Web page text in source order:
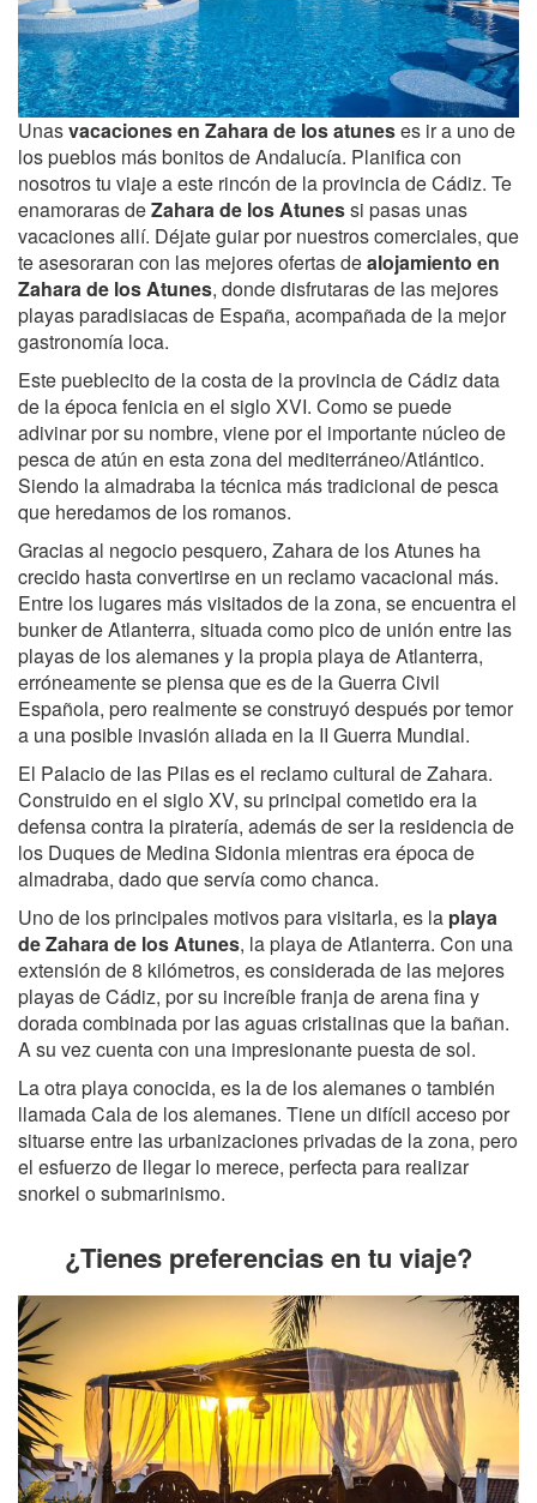
Unasvacaciones en Zaharade los atuneses ir a uno de
los pueblos más bonitos de Andalucía. Planifica con
nosotros tu viaje a este rincón de la provincia de Cádiz. Te
enamoraras deZahara de los Atunessi pasas unas
vacaciones allí. Déjate guiar por nuestros comerciales, que
te asesoraran con las mejores ofertas dealojamiento en
Zahara de los Atunes, donde disfrutaras de las mejores
playas paradisiacas de España, acompañada de la mejor
gastronomía loca.
Este pueblecito de la costa de la provincia de Cádiz data
de la época fenicia en el siglo XVI. Como se puede
adivinar por su nombre, viene por el importante núcleo de
pesca de atún en esta zona del mediterráneo/Atlántico.
Siendo la almadraba la técnica más tradicional de pesca
que heredamos de los romanos.
Gracias al negocio pesquero, Zahara de los Atunes ha
crecido hasta convertirse en un reclamo vacacional más.
Entre los lugares más visitados de la zona, se encuentra el
bunker de Atlanterra, situada como pico de unión entre las
playas de los alemanes y la propia playa de Atlanterra,
erróneamente se piensa que es de la Guerra Civil
Española, pero realmente se construyó después por temor
a una posible invasión aliada en la II Guerra Mundial.
El Palacio de las Pilas es el reclamo cultural de Zahara.
Construido en el siglo XV, su principal cometido era la
defensa contra la piratería, además de ser la residencia de
los Duques de Medina Sidonia mientras era época de
almadraba, dado que servía como chanca.
Uno de los principales motivos para visitarla, es la playa
de Zahara de los Atunes, la playa de Atlanterra. Con una
extensión de 8 kilómetros, es considerada de las mejores
playas de Cádiz, por su increíble franja de arena fina y
dorada combinada por las aguas cristalinas que la bañan.
A su vez cuenta con una impresionante puesta de sol.
La otra playa conocida, es la de los alemanes o también
llamada Cala de los alemanes. Tiene un difícil acceso por
situarse entre las urbanizaciones privadas de la zona, pero
el esfuerzo de llegar lo merece, perfecta para realizar
snorkel o submarinismo.
¿Tienes preferencias en tu viaje?